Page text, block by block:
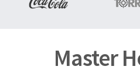
Master